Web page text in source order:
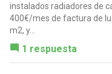
instalados radiadores de
400€/mes de factura de
m2, y...
1 respuesta